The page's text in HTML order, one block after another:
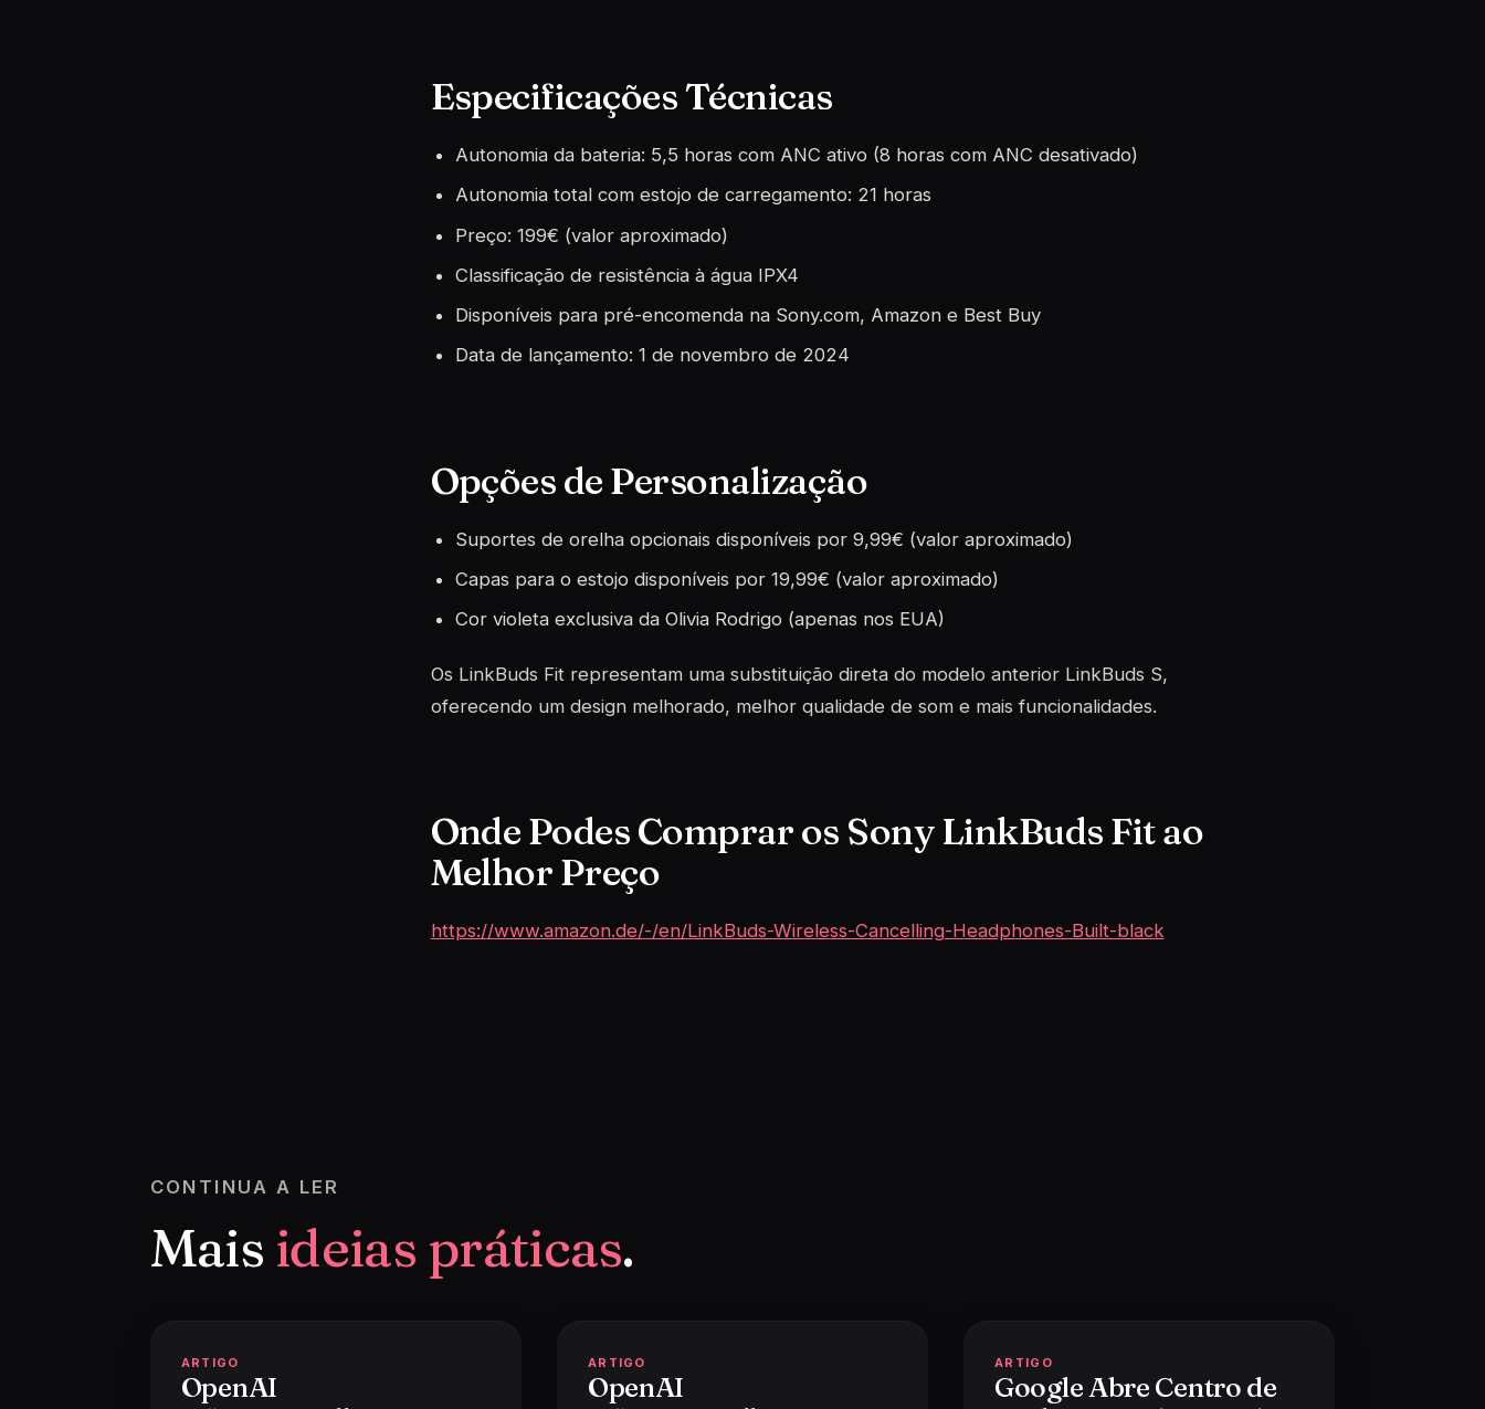
Especificações Técnicas
Autonomia da bateria: 5,5 horas com ANC ativo (8 horas com ANC desativado)
Autonomia total com estojo de carregamento: 21 horas
Preço: 199€ (valor aproximado)
Classificação de resistência à água IPX4
Disponíveis para pré-encomenda na Sony.com, Amazon e Best Buy
Data de lançamento: 1 de novembro de 2024
Opções de Personalização
Suportes de orelha opcionais disponíveis por 9,99€ (valor aproximado)
Capas para o estojo disponíveis por 19,99€ (valor aproximado)
Cor violeta exclusiva da Olivia Rodrigo (apenas nos EUA)
Os LinkBuds Fit representam uma substituição direta do modelo anterior LinkBuds S,
oferecendo um design melhorado, melhor qualidade de som e mais funcionalidades.
Onde Podes Comprar os Sony LinkBuds Fit ao
Melhor Preço
https://www.amazon.de/-/en/LinkBuds-Wireless-Cancelling-Headphones-Built-black
CONTINUA A LER
Mais ideias práticas.
ARTIGO
OpenAI
ARTIGO
OpenAI
ARTIGO
Google Abre Centro de